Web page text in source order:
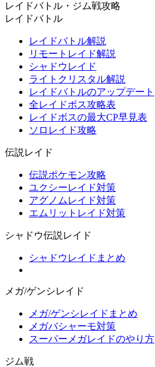
レイドバトル・ジム戦攻略
レイドバトル
レイドバトル解説
リモートレイド解説
シャドウレイド
ライトクリスタル解説
レイドバトルのアップデート
全レイドボス攻略表
レイドボスの最大CP早見表
ソロレイド攻略
伝説レイド
伝説ポケモン攻略
ユクシーレイド対策
アグノムレイド対策
エムリットレイド対策
シャドウ伝説レイド
シャドウレイドまとめ
メガ/ゲンシレイド
メガ/ゲンシレイドまとめ
メガバシャーモ対策
スーパーメガレイドのやり方
ジム戦